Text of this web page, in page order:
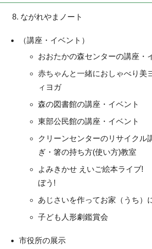
ながれやまノート
（講座・イベント）
おおたかの森センターの講座・
赤ちゃんと一緒におしゃべり美
ィヨガ
森の図書館の講座・イベント
東部公民館の講座・イベント
クリーンセンターのリサイク
ぎ・箸の持ち方(使い方)教室
よみきかせ えいご絵本ライブ!
ぼう!
あじさいを作ってお家（うち）
子ども人形劇鑑賞会
市役所の展示